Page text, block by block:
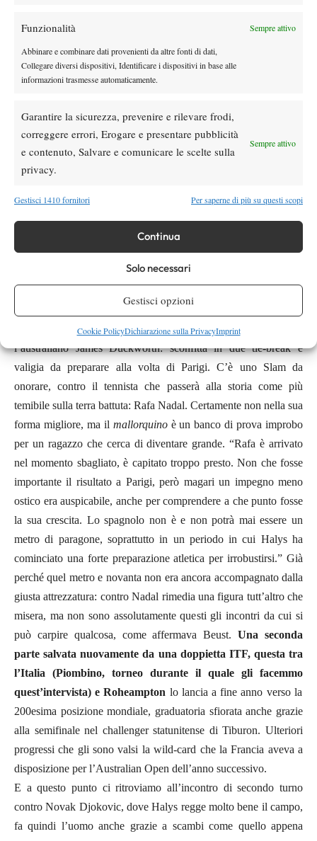
Funzionalità Sempre attivo
Abbinare e combinare dati provenienti da altre fonti di dati,
Collegare diversi dispositivi, Identificare i dispositivi in base alle
informazioni trasmesse automaticamente.
Garantire la sicurezza, prevenire e rilevare frodi,
correggere errori, Erogare e presentare pubblicità
e contenuto, Salvare e comunicare le scelte sulla
privacy.
Sempre attivo
Gestisci 1410 fornitori Per saperne di più su questi scopi
Continua
Solo necessari
Gestisci opzioni
Cookie PolicyDichiarazione sulla PrivacyImprint
Da qualche anno, a Nizza, si disputa una delle competizioni che
calendario mondiale, ovvero la settimana antecedente ad uno
Slam: al maschile può sempre scaturire la sorpresa, e Halys,
decide che è tempo di testare in maniera più approfondita le
proprie qualità sulla terra battuta. L’incidenza delle partite
giocate sulla polvere di mattone rosso rispetto a quelle totali è
piuttosto irrisoria “E’ un giocatore versatile, buono per tutte le
superfici, ma sul veloce ha avuto sicuramente un impatto
Guillermo Duran, per un posto nel main draw
deve vedere col bombardiere australiano Samuel Groth, ma
preferisce non scendere in campo: poco prima dell’incontro,
infatti, un attacco di tachicardia
lo sorprese e lo gettò in un
rapido sconforto. Fortunatamente l’episodio rimane isolato e non
gli impedisce di scendere in campo comelucky loser
l’australiano James Duckworth: sconfitta in due tie-break e
valigia da preparare alla volta di Parigi. C’è uno Slam da
onorare, contro il tennista che passerà alla storia come più
temibile sulla terra battuta: Rafa Nadal. Certamente non nella sua
forma migliore, ma il mallorquinoè un banco di prova improbo
per un ragazzo che cerca di diventare grande. “Rafa è arrivato
nel momento sbagliato, è capitato troppo presto. Non che fosse
importante il risultato a Parigi, però magari un impegno meno
ostico era auspicabile, anche per comprendere a che punto fosse
la sua crescita. Lo spagnolo non è e non potrà mai essere un
metro di paragone, soprattutto in un periodo in cui Halys ha
cominciato una forte preparazione atletica per irrobustirsi.” Già
perché quel metro e novanta non era ancora accompagnato dalla
giusta attrezzatura: contro Nadal rimedia una figura tutt’altro che
misera, ma non sono assolutamente questi gli incontri da cui si
può carpire qualcosa, come affermava Beust.Una seconda
parte salvata nuovamente da una doppietta ITF, questa tra
l’Italia (Piombino, torneo durante il quale gli facemmo
quest’intervista) e Roheampton lo lancia a fine anno verso la
200esima posizione mondiale, graduatoria sfiorata anche grazie
alla semifinale nel challenger statunitense di Tiburon. Ulteriori
progressi che gli sono valsi la wild-card che la Francia aveva a
disposizione per l’Australian Open dell’anno successivo.
E a questo punto ci ritroviamo all’incontro di secondo turno
contro Novak Djokovic, dove Halys regge molto bene il campo,
fa quindi l’uomo anche grazie a scambi come quello appena